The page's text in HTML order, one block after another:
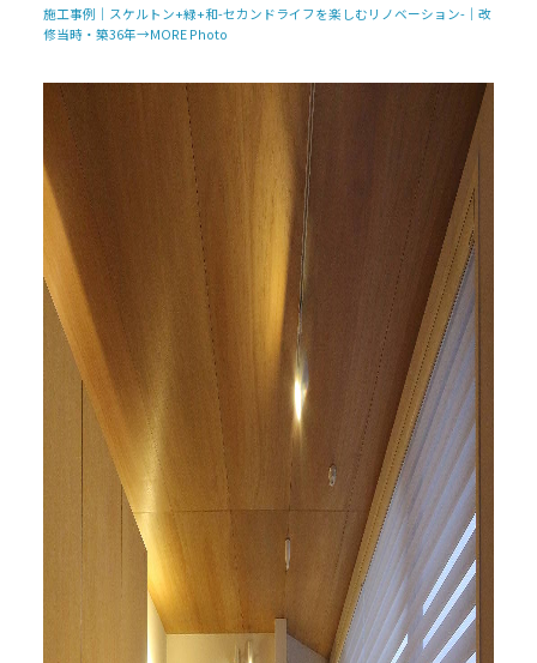
施工事例｜スケルトン+緑+和-セカンドライフを楽しむリノベーション-｜改
修当時・築36年→MORE Photo